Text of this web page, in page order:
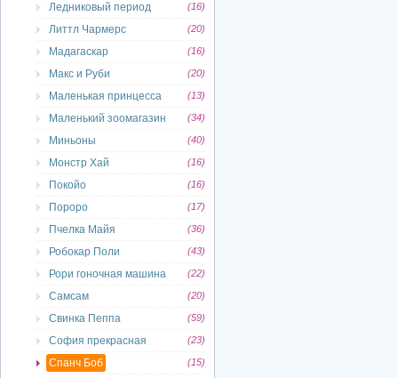
Ледниковый период (16)
Литтл Чармерс (20)
Мадагаскар (16)
Макс и Руби (20)
Маленькая принцесса (13)
Маленький зоомагазин (34)
Миньоны (40)
Монстр Хай (16)
Покойо (16)
Пороро (17)
Пчелка Майя (36)
Робокар Поли (43)
Рори гоночная машина (22)
Самсам (20)
Свинка Пеппа (59)
София прекрасная (23)
Спанч Боб (15)